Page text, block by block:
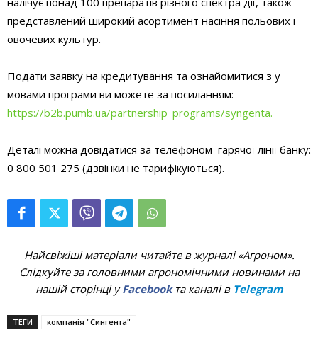
представлений широкий асортимент насіння польових і
овочевих культур.
Подати заявку на кредитування та ознайомитися з у
мовами програми ви можете за посиланням:
https://b2b.pumb.ua/partnership_programs/syngenta.
Деталі можна довідатися за телефоном гарячої лінії банку:
0 800 501 275 (дзвінки не тарифікуються).
Найсвіжіші матеріали читайте в журналі «Агроном».
Слідкуйте за головними агрономічними новинами на
нашій сторінці уFacebookта каналі в Telegram
ТЕГИ компанія "Сингента"